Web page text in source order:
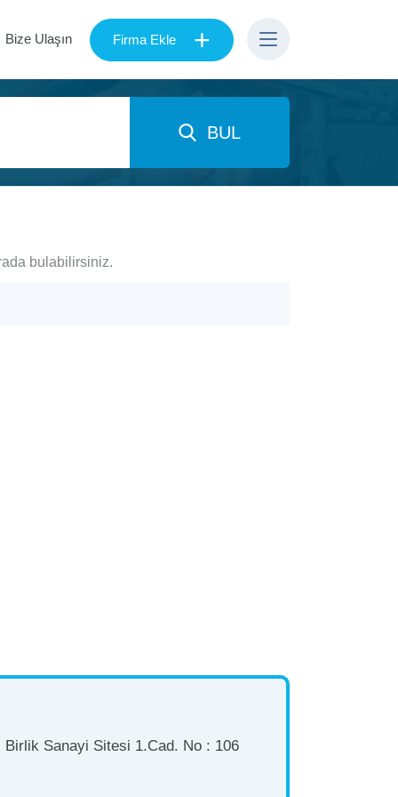
Bize Ulaşın Firma Ekle +
BUL
bulabilirsiniz.
Sanayi Sitesi 1.Cad. No : 106